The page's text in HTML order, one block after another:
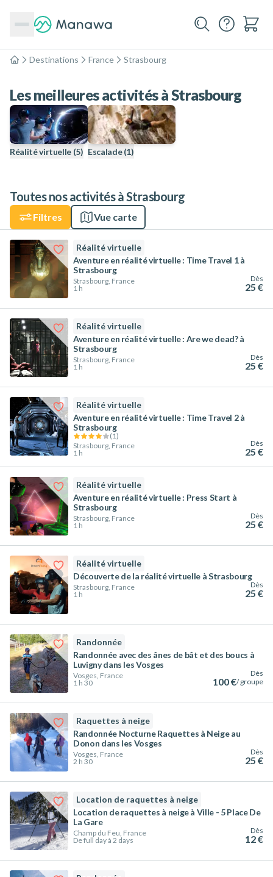
Accueil
Destinations France Strasbourg
Les meilleures activités à Strasbourg
Réalité virtuelle (5) Escalade (1)
Toutes nos activités à Strasbourg
Filtres Vue carte
Réalité virtuelle
Aventure en réalité virtuelle : Time Travel 1 à
Strasbourg
Strasbourg, France
1 h
Dès
25 €
Réalité virtuelle
Aventure en réalité virtuelle : Are we dead? à
Strasbourg
Strasbourg, France
1 h
Dès
25 €
Réalité virtuelle
Aventure en réalité virtuelle : Time Travel 2 à
Strasbourg
(1)
Strasbourg, France
1 h
Dès
25 €
Réalité virtuelle
Aventure en réalité virtuelle : Press Start à
Strasbourg
Strasbourg, France
1 h
Dès
25 €
Réalité virtuelle
Découverte de la réalité virtuelle à Strasbourg
Strasbourg, France
1 h
Dès
25 €
Randonnée
Randonnée avec des ânes de bât et des boucs à
Luvigny dans les Vosges
Vosges, France
1 h 30
Dès
100 €/ groupe
Raquettes à neige
Randonnée Nocturne Raquettes à Neige au
Donon dans les Vosges
Vosges, France
2 h 30
Dès
25 €
Location de raquettes à neige
Location de raquettes à neige à Ville - 5 Place De
La Gare
Champ du Feu, France
De full day à 2 days
Dès
12 €